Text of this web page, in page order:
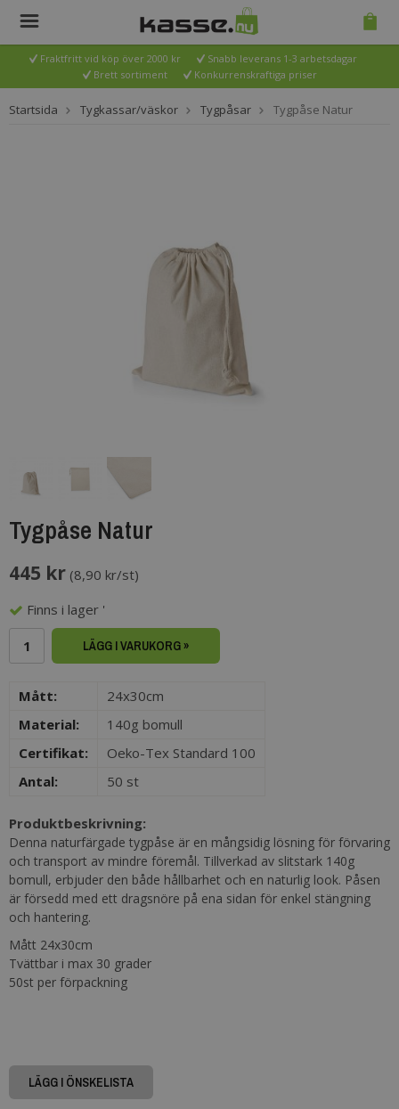
Fraktfritt vid köp över 2000 kr
Snabb leverans 1-3 arbetsdagar
Brett sortiment
Konkurrenskraftiga priser
Startsida Tygkassar/väskor Tygpåsar Tygpåse Natur
Tygpåse Natur
445 kr (8,90 kr/st)
Finns i lager '
LÄGG I VARUKORG »
Mått:
24x30cm
Material:
140g bomull
Certifikat:
Oeko-Tex Standard 100
Antal:
50 st
Produktbeskrivning:
Denna naturfärgade tygpåse är en mångsidig lösning för förvaring
och transport av mindre föremål. Tillverkad av slitstark 140g
bomull, erbjuder den både hållbarhet och en naturlig look. Påsen
är försedd med ett dragsnöre på ena sidan för enkel stängning
och hantering.
Mått 24x30cm
​Tvättbar i max 30 grader
50st per förpackning
LÄGG I ÖNSKELISTA